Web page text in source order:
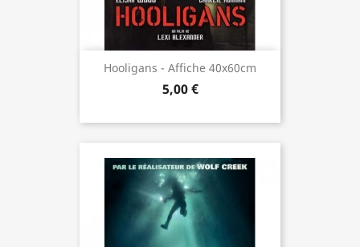
Hooligans - Affiche 40x60cm
5,00 €